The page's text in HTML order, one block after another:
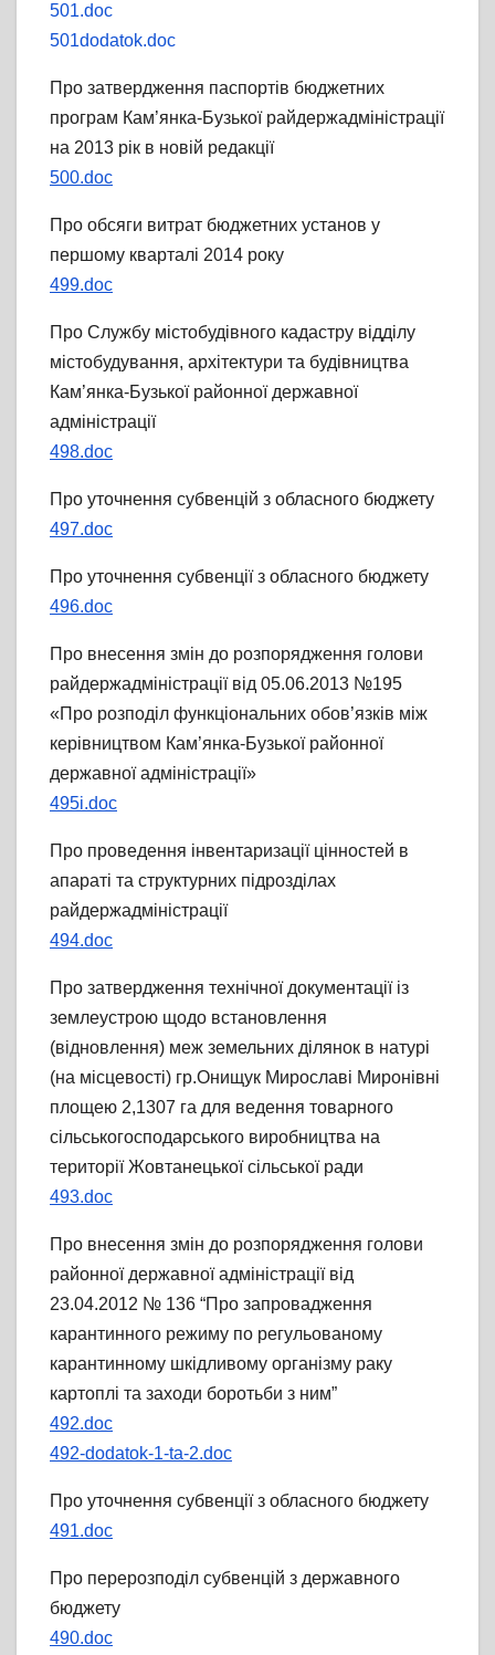
501.doc
501dodatok.doc
Про затвердження паспортів бюджетних
програм Кам’янка-Бузької райдержадміністрації
на 2013 рік в новій редакції
500.doc
Про обсяги витрат бюджетних установ у
першому кварталі 2014 року
499.doc
Про Службу містобудівного кадастру відділу
містобудування, архітектури та будівництва
Кам’янка-Бузької районної державної
адміністрації
498.doc
Про уточнення субвенцій з обласного бюджету
497.doc
Про уточнення субвенції з обласного бюджету
496.doc
Про внесення змін до розпорядження голови
райдержадміністрації від 05.06.2013 №195
«Про розподіл функціональних обов’язків між
керівництвом Кам’янка-Бузької районної
державної адміністрації»
495i.doc
Про проведення інвентаризації цінностей в
апараті та структурних підрозділах
райдержадміністрації
494.doc
Про затвердження технічної документації із
землеустрою щодо встановлення
(відновлення) меж земельних ділянок в натурі
(на місцевості) гр.Онищук Мирославі Миронівні
площею 2,1307 га для ведення товарного
сільськогосподарського виробництва на
території Жовтанецької сільської ради
493.doc
Про внесення змін до розпорядження голови
районної державної адміністрації від
23.04.2012 № 136 “Про запровадження
карантинного режиму по регульованому
карантинному шкідливому організму раку
картоплі та заходи боротьби з ним”
492.doc
492-dodatok-1-ta-2.doc
Про уточнення субвенції з обласного бюджету
491.doc
Про перерозподіл субвенцій з державного
бюджету
490.doc